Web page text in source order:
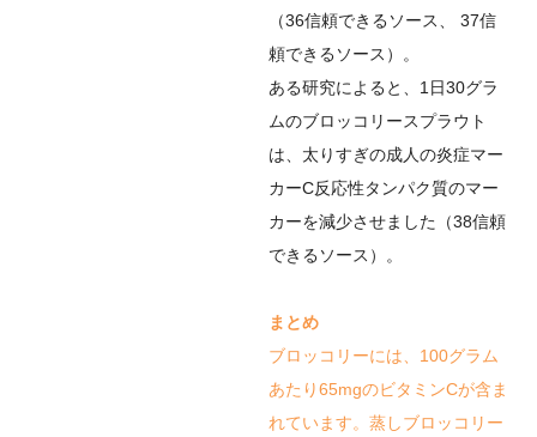
（36信頼できるソース 37信
頼できるソース ）。
ある研究によると、1日30グラ
ムのブロッコリースプラウト
は、太りすぎの成人の炎症マー
カーC反応性タンパク質のマー
カーを減少させました（38信頼
できるソース ）。
まとめ
ブロッコリーには、100グラム
あたり65mgのビタミンCが含ま
れています。蒸しブロッコリー